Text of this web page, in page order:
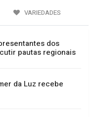
VARIEDADES
dos
pautas regionais
da Luz recebe